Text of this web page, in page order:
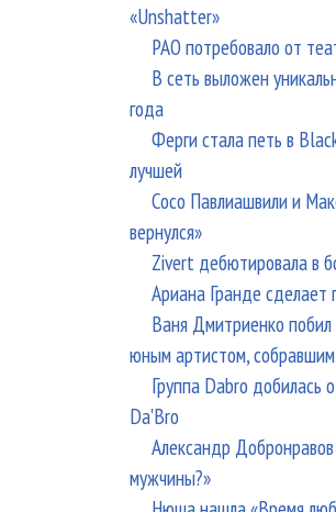
«Unshatter»
РАО потребовало от
В сеть выложен
года
Ферги стала петь в
лучшей
Сосо Павлиашвили и
вернулся»
Zivert дебютировала в
Ариана Гранде сделает
Ваня Дмитриенко
юным артистом,
Группа Dabro добилась
Da'Bro
Александр Добронравов
мужчины?»